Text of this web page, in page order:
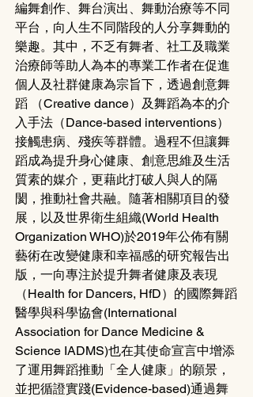
編舞創作、舞台演出、舞動治療等不同
平台，向人生不同階段的人分享舞動的
樂趣。其中，不乏有舞者、社工及職業
治療師等助人為本的專業工作者在促進
個人及社群健康為宗旨下，透過創意舞
蹈 （Creative dance）及舞蹈為本的介
入手法（Dance-based interventions）
接觸患病、殘疾等群體。過程不但讓舞
蹈成為提升身心健康、創意思維及生活
質素的媒介，更藉此打破人與人的隔
閡，推動社會共融。隨著相關項目的發
展，以及世界衛生組織(World Health
Organization WHO)於2019年公佈有關
藝術在改變健康和幸福感的研究報告出
版，一向專注於提升舞者健康及表現
（Health for Dancers, HfD）的國際舞蹈
醫學與科學協會(International
Association for Dance Medicine &
Science IADMS)也在其使命宣言中增添
了運用舞蹈推動「全人健康」的願景，
並把循證實踐(Evidence-based)通過舞